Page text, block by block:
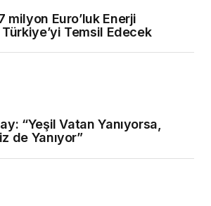
milyon Euro’luk Enerji
Temsil Edecek
“Yeşil Vatan Yanıyorsa,
de Yanıyor”